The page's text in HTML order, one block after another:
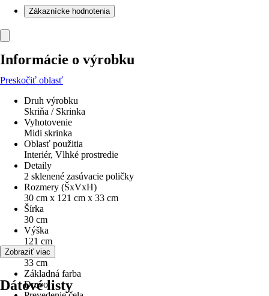
Zákaznícke hodnotenia
Informácie o výrobku
Preskočiť oblasť
Druh výrobku
Skriňa / Skrinka
Vyhotovenie
Midi skrinka
Oblasť použitia
Interiér, Vlhké prostredie
Detaily
2 sklenené zasúvacie poličky
Rozmery (ŠxVxH)
30 cm x 121 cm x 33 cm
Šírka
30 cm
Výška
121 cm
Hĺbka
33 cm
Základná farba
Drevo
Zobraziť viac
Dátové listy